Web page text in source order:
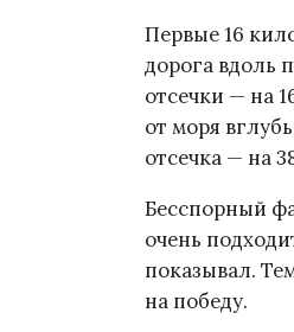
Первые 16
дорога вдоль
отсечки — на
от моря
отсечка — на
Бесспорный
очень
показывал.
на победу.